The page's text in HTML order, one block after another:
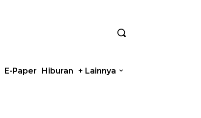
E-Paper Hiburan + Lainnya